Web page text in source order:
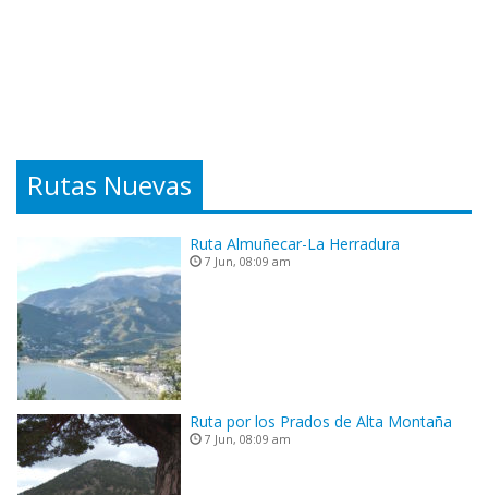
Rutas Nuevas
Ruta Almuñecar-La Herradura
7 Jun, 08:09 am
Ruta por los Prados de Alta Montaña
7 Jun, 08:09 am